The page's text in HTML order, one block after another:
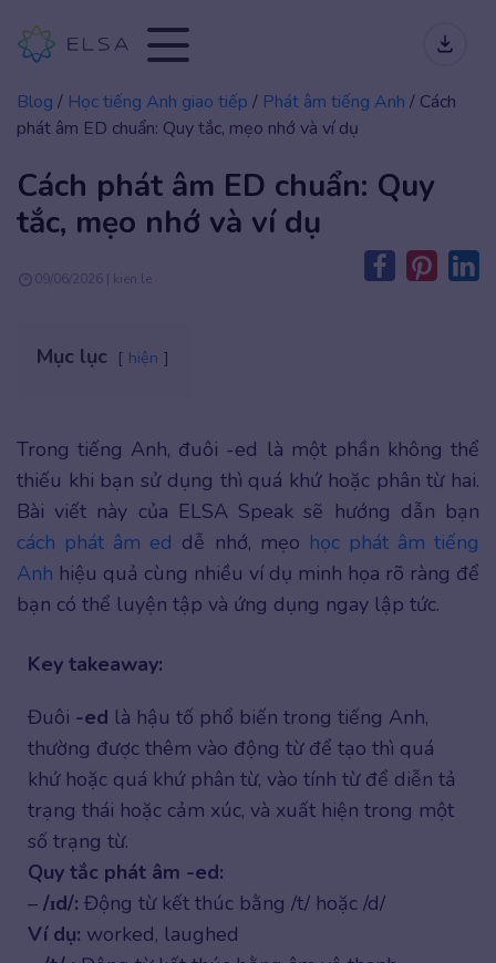
Blog / Học tiếng Anh giao tiếp / Phát âm tiếng Anh / Cách
phát âm ED chuẩn: Quy tắc, mẹo nhớ và ví dụ
Cách phát âm ED chuẩn: Quy
tắc, mẹo nhớ và ví dụ
09/06/2026 | kien.le
Mục lục hiện
Trong tiếng Anh, đuôi -ed là một phần không thể
thiếu khi bạn sử dụng thì quá khứ hoặc phân từ hai.
Bài viết này của ELSA Speak sẽ hướng dẫn bạn
cách phát âm ed dễ nhớ, mẹo học phát âm tiếng
Anh hiệu quả cùng nhiều ví dụ minh họa rõ ràng để
bạn có thể luyện tập và ứng dụng ngay lập tức.
Key takeaway:
Đuôi -ed là hậu tố phổ biến trong tiếng Anh,
thường được thêm vào động từ để tạo thì quá
khứ hoặc quá khứ phân từ, vào tính từ để diễn tả
trạng thái hoặc cảm xúc, và xuất hiện trong một
số trạng từ.
Quy tắc phát âm -ed:
– /ɪd/: Động từ kết thúc bằng /t/ hoặc /d/
Ví dụ: worked, laughed